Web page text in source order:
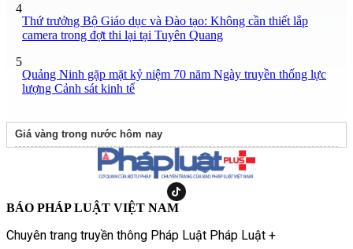
4
Thứ trưởng Bộ Giáo dục và Đào tạo: Không cần thiết lắp
camera trong đợt thi lại tại Tuyên Quang
5
Quảng Ninh gặp mặt kỷ niệm 70 năm Ngày truyền thống lực
lượng Cảnh sát kinh tế
Giá vàng trong nước hôm nay
BÁO PHÁP LUẬT VIỆT NAM
Chuyên trang truyền thông Pháp Luật Pháp Luật +